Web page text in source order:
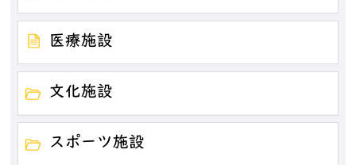
医療施設
文化施設
スポーツ施設